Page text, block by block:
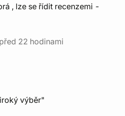
, lze se řídit recenzemi -
22 hodinami
výběr"